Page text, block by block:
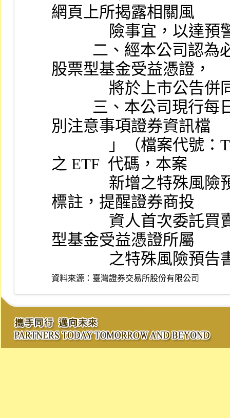
網頁上所揭露相關風
險事宜
股票型基金受益憑證，
將於上
別注意事項證券資訊檔
之 ETF  代碼，本案
標註，提醒證券商投
型基金受益憑證所屬
之特殊風險預
資料來源： 臺灣證券交易所股份有限公司